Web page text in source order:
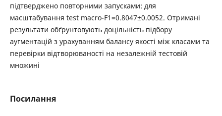
підтверджено повторними запусками: для
масштабування test macro-F1=0.8047±0.0052. Отримані
результати обґрунтовують доцільність підбору
аугментацій з урахуванням балансу якості між класами та
перевірки відтворюваності на незалежній тестовій
множині
Посилання